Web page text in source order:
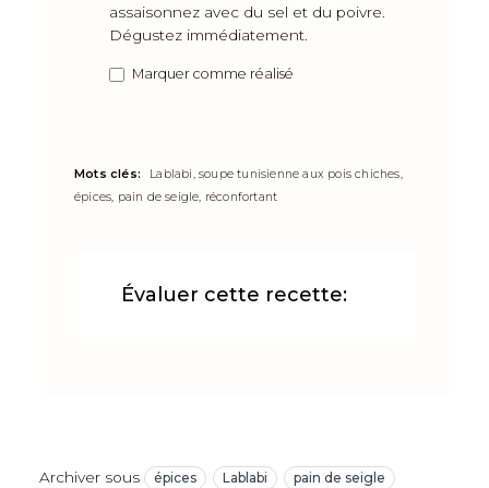
assaisonnez avec du sel et du poivre.
Dégustez immédiatement.
Marquer comme réalisé
Mots clés:
Lablabi, soupe tunisienne aux pois chiches,
épices, pain de seigle, réconfortant
Évaluer cette recette:
Archiver sous épices Lablabi
pain de seigle